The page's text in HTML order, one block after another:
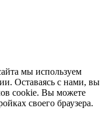
мы используем
Оставаясь с нами, вы
cookie. Вы можете
своего браузера.